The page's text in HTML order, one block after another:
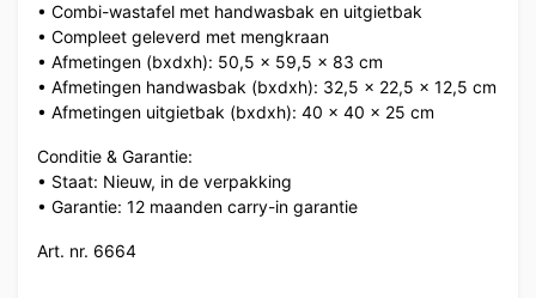
• Combi-wastafel met handwasbak en uitgietbak
• Compleet geleverd met mengkraan
• Afmetingen (bxdxh): 50,5 x 59,5 x 83 cm
• Afmetingen handwasbak (bxdxh): 32,5 x 22,5 x 12,5 cm
• Afmetingen uitgietbak (bxdxh): 40 x 40 x 25 cm
Conditie & Garantie:
• Staat: Nieuw, in de verpakking
• Garantie: 12 maanden carry-in garantie
Art. nr. 6664